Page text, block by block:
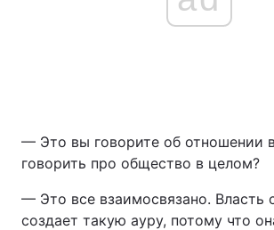
— Это вы говорите об отношении
говорить про общество в целом?
— Это все взаимосвязано. Власть
создает такую ауру, потому что